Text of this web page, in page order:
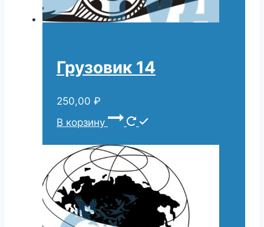
Грузовик 14
250,00 ₽
В корзину